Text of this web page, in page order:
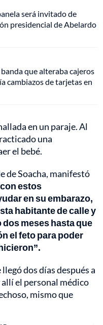
será invitado de
presidencial de Abelardo
que alteraba cajeros
cambiazos de tarjetas en
en un paraje. Al
una
el bebé.
de Soacha, manifestó
estos
en su embarazo,
habitante de calle y
meses hasta que
el feto para poder
dos días después a
el personal médico
mismo que